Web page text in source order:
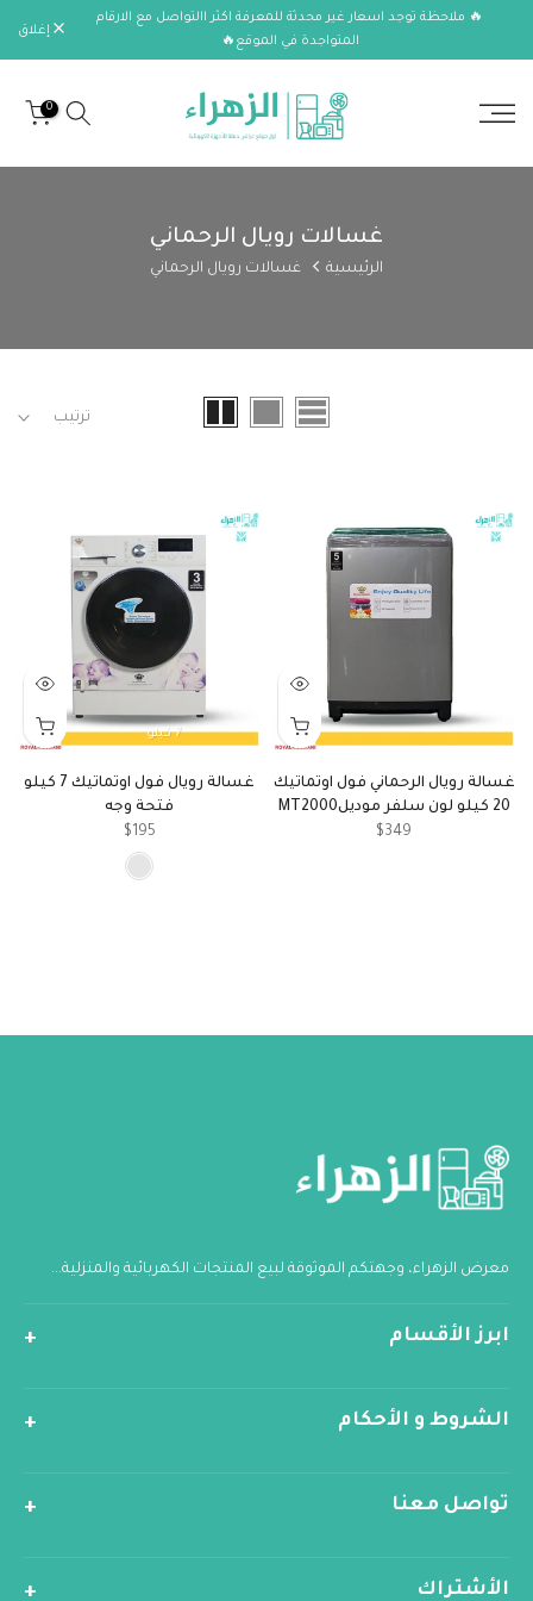
الانتقال🔥 ملاحظة توجد اسعار غير محدثة للمعرفة اكثر االتواصل مع الارقام
المتواجدة في الموقع🔥
إغلاق
0
غسالات رويال الرحماني
الرئيسية غسالات رويال الرحماني
ترتيب
غسالة رويال الرحماني فول اوتماتيك
20 كيلو لون سلفر موديلMT2000
$349
7 كيلو
غسالة رويال فول اوتماتيك 7 كيلو
فتحة وجه
$195
معرض الزهراء، وجهتكم الموثوقة لبيع المنتجات الكهربائية والمنزلية...
ابرز الأقسام
الشروط و الأحكام
تواصل معنا
الأشتراك